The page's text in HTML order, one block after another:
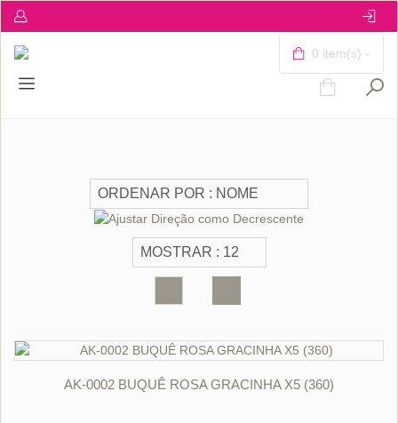
0 item(s) -
AK-0002 BUQUÊ ROSA GRACINHA X5 (360)